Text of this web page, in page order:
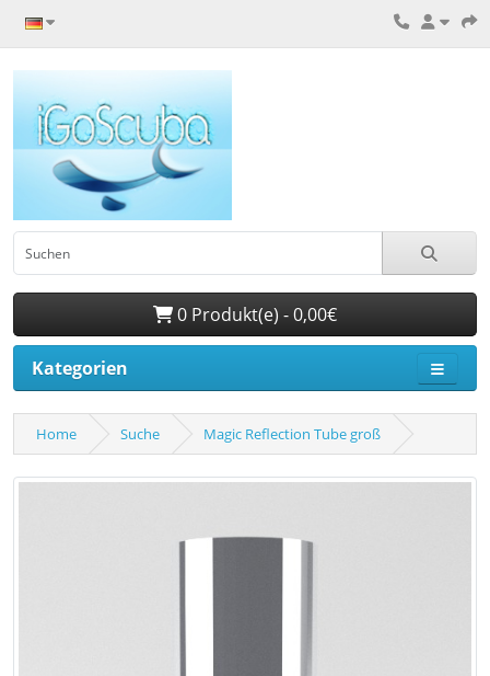
0 Produkt(e) - 0,00€
Kategorien
Home Suche Magic Reflection Tube groß